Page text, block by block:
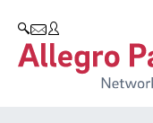
Allegro Network
Use Cases
Blog